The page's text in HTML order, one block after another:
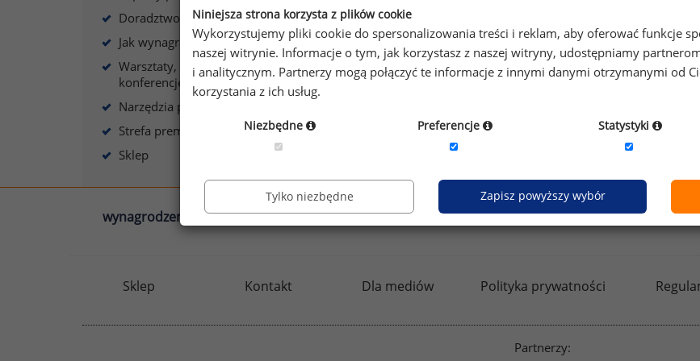
Doradztwo płacowe
Jak wynagradzać?
Warsztaty, szkolenia,
konferencje
Narzędzia płacowe
Strefa premium
Sklep
sprawdzić raporty dla pozostałych.
wynagrodzenia.pl sedlak.pl kfw.sedlak.pl rynekpracy.pl
Sklep Kontakt Dla mediów Polityka prywatności
Partnerzy:
Niniejsza strona korzysta z plików cookie
Wykorzystujemy pliki cookie do spersonalizowania treści i reklam, aby oferować funkcje
naszej witrynie. Informacje o tym, jak korzystasz z naszej witryny, udostępniamy
i analitycznym. Partnerzy mogą połączyć te informacje z innymi danymi otrzymanymi od
korzystania z ich usług.
Niezbędne Preferencje Statystyki
Tylko niezbędne Zapisz powyższy wybór